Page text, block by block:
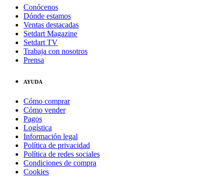
Conócenos
Dónde estamos
Ventas destacadas
Setdart Magazine
Setdart TV
Trabaja con nosotros
Prensa
AYUDA
Cómo comprar
Cómo vender
Pagos
Logística
Información legal
Política de privacidad
Política de redes sociales
Condiciones de compra
Cookies